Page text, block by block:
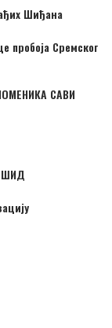
Шиђана
пробоја Сремског
САВИ
ШИД